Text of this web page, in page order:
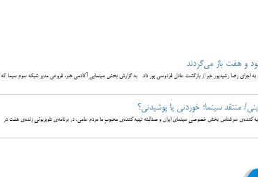
و هفت باز می‌گردند
اجرای رضا رشیدپور خبر از بازگشت عادل فردوسی پور داد. به گزارش بخش سینمایی آکادمی هنر، فروغی مدیر شبکه سوم سیما که
منتقد سینما؛ خوردنی یا پوشیدنی؟
سرشناس بخش خصوصیِ سینمای ایران و صدالبته تهیه‌کننده‌ی محبوبِ ما مردم عامی، در برنامه‌ی تلویزیونیِ زنده‌ی هفت در